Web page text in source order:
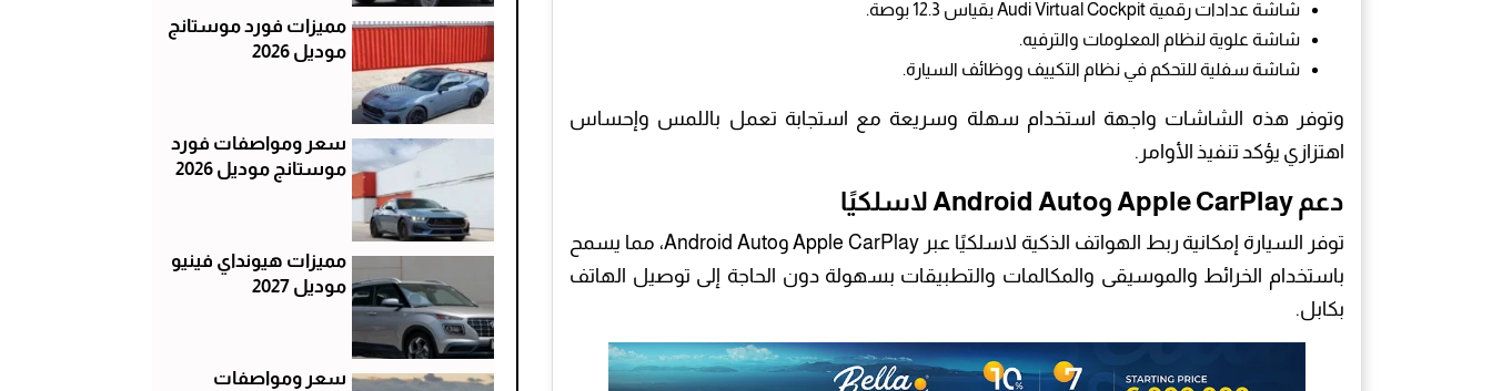
شاشة عدادات رقمية Audi Virtual Cockpit بقياس 12.3 بوصة.
شاشة علوية لنظام المعلومات والترفيه.
شاشة سفلية للتحكم في نظام التكييف ووظائف السيارة.
وتوفر هذه الشاشات واجهة استخدام سهلة وسريعة مع استجابة تعمل باللمس وإحساس
اهتزازي يؤكد تنفيذ الأوامر.
دعم Apple CarPlay وAndroid Auto لاسلكيًا
توفر السيارة إمكانية ربط الهواتف الذكية لاسلكيًا عبر Apple CarPlay وAndroid Auto، مما يسمح
باستخدام الخرائط والموسيقى والمكالمات والتطبيقات بسهولة دون الحاجة إلى توصيل الهاتف
بكابل.
مميزات فورد موستانج
موديل 2026
سعر ومواصفات فورد
موستانج موديل 2026
مميزات هيونداي فينيو
موديل 2027
سعر ومواصفات